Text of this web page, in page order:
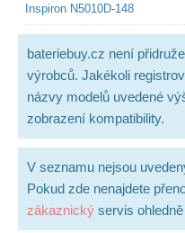
Inspiron N5010D-148
bateriebuy.cz není
výrobců. Jakékoli
názvy modelů uvedené
zobrazení kompatibility.
V seznamu nejsou
Pokud zde nenajdete
zákaznický servis